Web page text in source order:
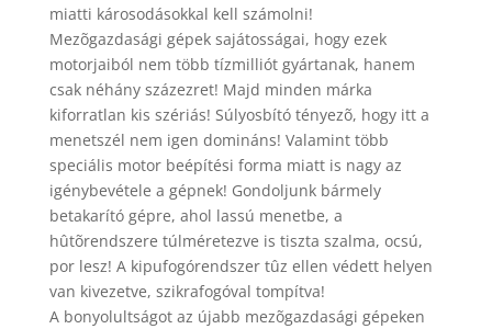
miatti károsodásokkal kell számolni!
Mezõgazdasági gépek sajátosságai, hogy ezek
motorjaiból nem több tízmilliót gyártanak, hanem
csak néhány százezret! Majd minden márka
kiforratlan kis szériás! Súlyosbító tényezõ, hogy itt a
menetszél nem igen domináns! Valamint több
speciális motor beépítési forma miatt is nagy az
igénybevétele a gépnek! Gondoljunk bármely
betakarító gépre, ahol lassú menetbe, a
hûtõrendszere túlméretezve is tiszta szalma, ocsú,
por lesz! A kipufogórendszer tûz ellen védett helyen
van kivezetve, szikrafogóval tompítva!
A bonyolultságot az újabb mezõgazdasági gépeken